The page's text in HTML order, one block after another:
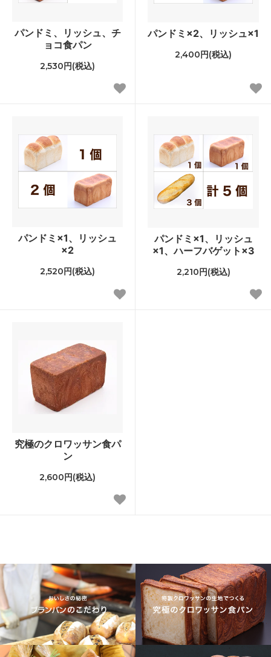
パンドミ、リッシュ、チ
ョコ食パン
2,530円(税込)
パンドミ×2、リッシュ×1
2,400円(税込)
パンドミ×1、リッシュ
×2
2,520円(税込)
パンドミ×1、リッシュ
×1、ハーフバゲット×3
2,210円(税込)
究極のクロワッサン食パ
ン
2,600円(税込)